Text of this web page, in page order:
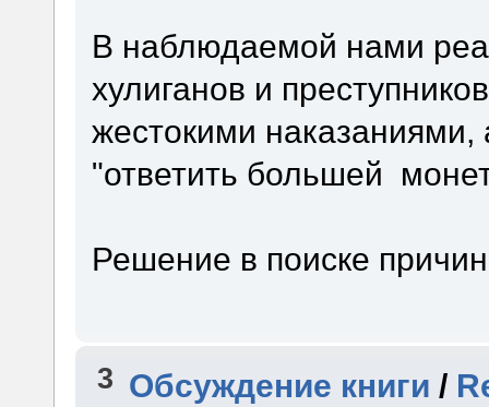
В наблюдаемой нами
хулиганов и
жестокими
"ответить большей
Решение в поиске
3 Обсуждение книги /